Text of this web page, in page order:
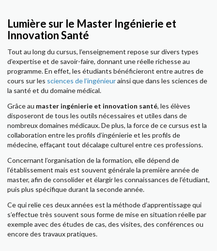
Lumière sur le Master Ingénierie et
Innovation Santé
Tout au long du cursus, l’enseignement repose sur divers types
d’expertise et de savoir-faire, donnant une réelle richesse au
programme. En effet, les étudiants bénéficieront entre autres de
cours sur les sciences de l’ingénieurainsi que dans les sciences de
la santé et du domaine médical.
Grâce au master ingénierie et innovation santé, les élèves
disposeront de tous les outils nécessaires et utiles dans de
nombreux domaines médicaux. De plus, la force de ce cursus est la
collaboration entre les profils d’ingénierie et les profils de
médecine, effaçant tout décalage culturel entre ces professions.
Concernant l’organisation de la formation, elle dépend de
l’établissement mais est souvent générale la première année de
master, afin de consolider et élargir les connaissances de l’étudiant,
puis plus spécifique durant la seconde année.
Ce qui relie ces deux années est la méthode d’apprentissage qui
s’effectue très souvent sous forme de mise en situation réelle par
exemple avec des études de cas, des visites, des conférences ou
encore des travaux pratiques.